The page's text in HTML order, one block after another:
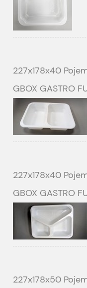
227x178x40
GBOX GASTRO
227x178x40
GBOX GASTRO
227x178x50